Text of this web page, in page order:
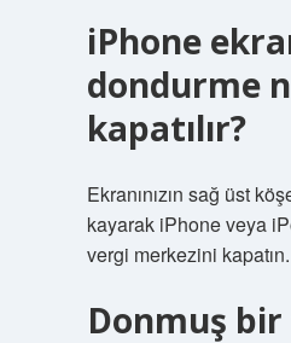
iPhone
dondurme
kapatılır?
Ekranınızın sağ üst
kayarak iPhone veya
vergi merkezini kapatın.
Donmuş